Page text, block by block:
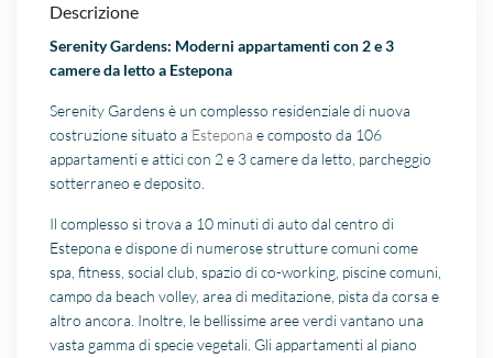
Descrizione
Serenity Gardens: Moderni appartamenti con 2 e 3
camere da letto a Estepona
Serenity Gardens è un complesso residenziale di nuova
costruzione situato a Estepona e composto da 106
appartamenti e attici con 2 e 3 camere da letto, parcheggio
sotterraneo e deposito.
Il complesso si trova a 10 minuti di auto dal centro di
Estepona e dispone di numerose strutture comuni come
spa, fitness, social club, spazio di co-working, piscine comuni,
campo da beach volley, area di meditazione, pista da corsa e
altro ancora. Inoltre, le bellissime aree verdi vantano una
vasta gamma di specie vegetali. Gli appartamenti al piano